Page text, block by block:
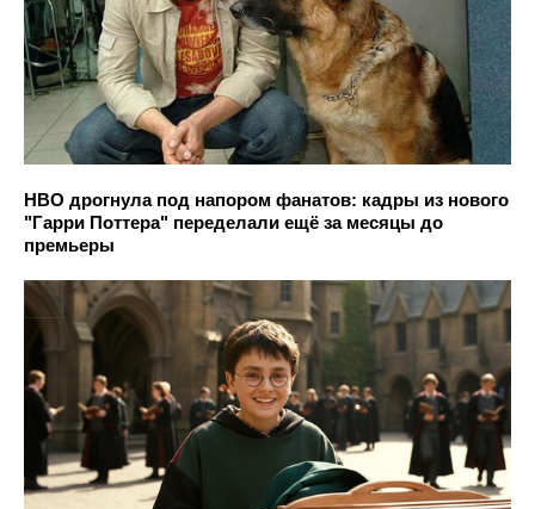
HBO дрогнула под напором фанатов: кадры из нового
"Гарри Поттера" переделали ещё за месяцы до
премьеры